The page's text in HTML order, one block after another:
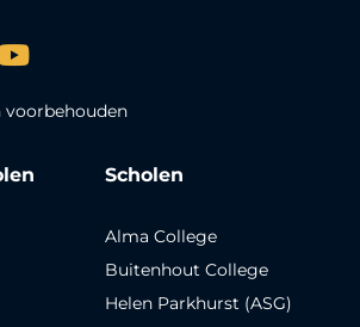
voorbehouden
Scholen
Alma College
Buitenhout College
Helen Parkhurst (ASG)